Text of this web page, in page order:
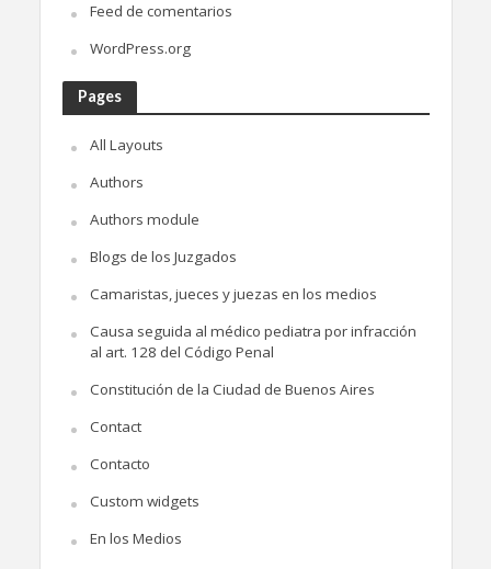
Feed de comentarios
WordPress.org
Pages
All Layouts
Authors
Authors module
Blogs de los Juzgados
Camaristas, jueces y juezas en los medios
Causa seguida al médico pediatra por infracción
al art. 128 del Código Penal
Constitución de la Ciudad de Buenos Aires
Contact
Contacto
Custom widgets
En los Medios